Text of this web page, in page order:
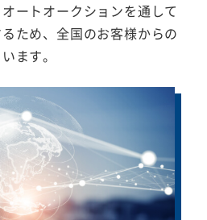
ートオークションを通して
ため、全国のお客様からの
ます。